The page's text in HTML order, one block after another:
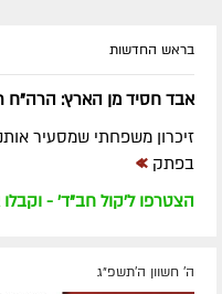
בראש החדשות
אבד חסיד מן הארץ:
זיכרון משפחתי שמסעיר
בפתק »
הצטרפו ל'קול חב"ד' - וקבלו
ה' חשוון ה׳תשפ״ג